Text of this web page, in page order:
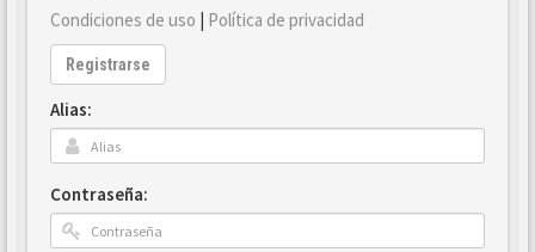
Condiciones de uso | Política de privacidad
Registrarse
Alias:
Contraseña: